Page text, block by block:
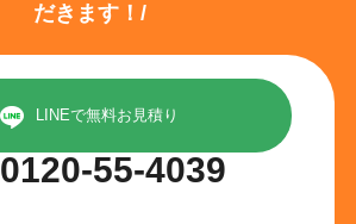
だきます！/
LINEで無料お見積り
0120-55-4039